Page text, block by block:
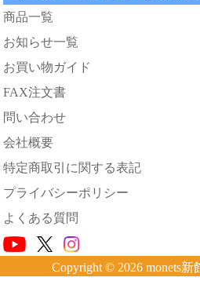
商品一覧
お知らせ一覧
お買い物ガイド
FAX注文書
問い合わせ
会社概要
特定商取引に関する表記
プライバシーポリシー
よくある質問
Copyright © 2026 monets新